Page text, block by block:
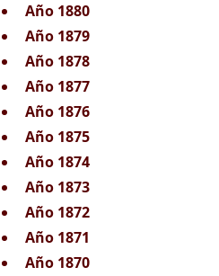
Año 1880
Año 1879
Año 1878
Año 1877
Año 1876
Año 1875
Año 1874
Año 1873
Año 1872
Año 1871
Año 1870